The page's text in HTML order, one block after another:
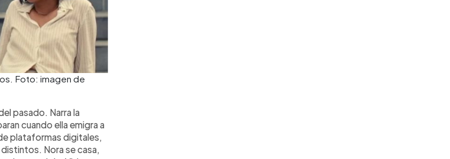
Foto: imagen de
pasado. Narra la
cuando ella emigra a
plataformas digitales,
Nora se casa,